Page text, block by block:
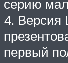
серию
4. Версия
первый